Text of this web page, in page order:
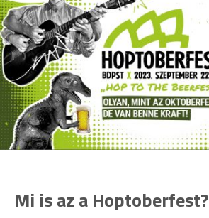
Mi is az a Hoptoberfest?